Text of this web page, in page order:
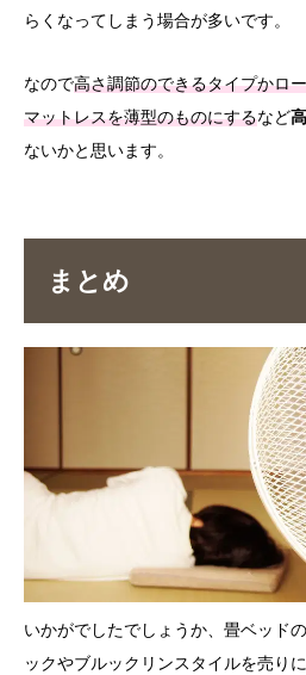
らくなってしまう場合が多いです。
なので高さ調節のできるタイプかロ
マットレスを薄型のものにするなど
ないかと思います。
まとめ
いかがでしたでしょうか、畳ベッド
ックやブルックリンスタイルを売り